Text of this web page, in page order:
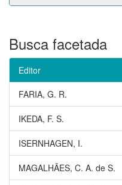
Busca facetada
Editor
FARIA, G. R.
IKEDA, F. S.
ISERNHAGEN, I.
MAGALHÃES, C. A. de S.